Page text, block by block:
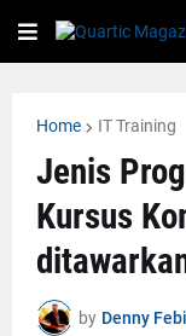
Home IT Training
Jenis
Kursus
by Denny